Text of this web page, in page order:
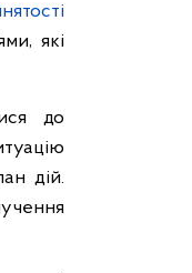
які
до
дій.